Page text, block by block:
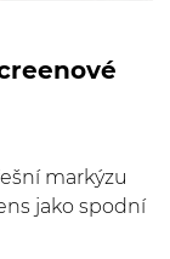
markýzu
jako spodní